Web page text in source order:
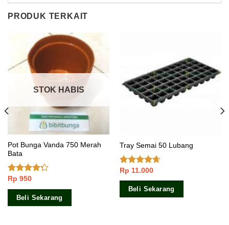
PRODUK TERKAIT
STOK HABIS
Pot Bunga Vanda 750 Merah
Bata
Dinilai
4.00dari
Rp 950
Beli Sekarang
Tray Semai 50 Lubang
Dinilai
4.33dari
Rp 11.000
Beli Sekarang